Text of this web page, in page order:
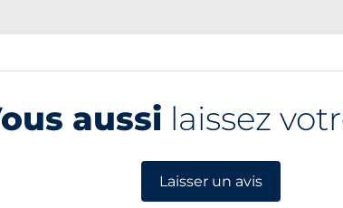
aussi laissez
Laisser un avis